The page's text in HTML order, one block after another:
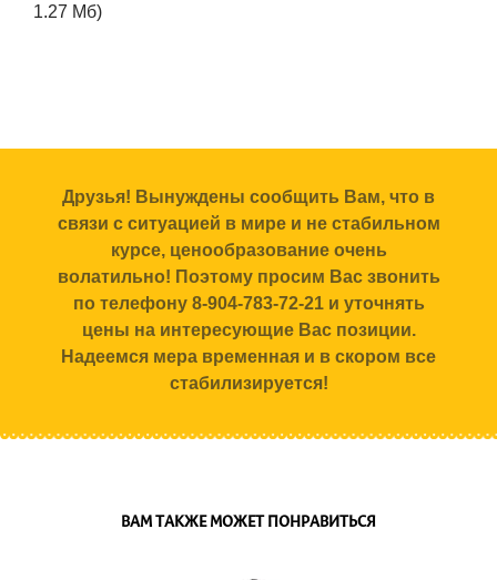
1.27 Мб)
Друзья! Вынуждены сообщить Вам, что в
связи с ситуацией в мире и не стабильном
курсе, ценообразование очень
волатильно! Поэтому просим Вас звонить
по телефону 8-904-783-72-21 и уточнять
цены на интересующие Вас позиции.
Надеемся мера временная и в скором все
стабилизируется!
ВАМ ТАКЖЕ МОЖЕТ ПОНРАВИТЬСЯ